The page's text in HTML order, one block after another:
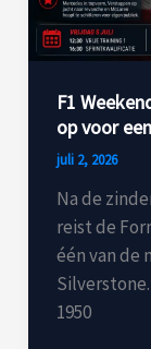
F1
op voor
juli 2, 2026
Na de
reist de
één van de
1950
een
Grand
Prix